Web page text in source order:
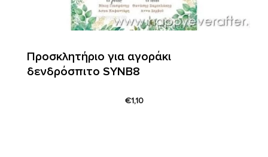
Προσκλητήριο για αγοράκι
δενδρόσπιτο SYNΒ8
€1,10